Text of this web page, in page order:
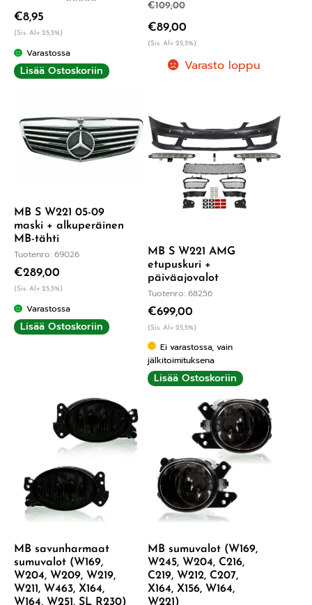
€8,95
(Sis. Alv 25,5%)
Varastossa
Lisää Ostoskoriin
€109,00
€89,00
(Sis. Alv 25,5%)
Varasto loppu
MB S W221 05-09
maski + alkuperäinen
MB-tähti
Tuotenro: 69026
€289,00
(Sis. Alv 25,5%)
Varastossa
Lisää Ostoskoriin
MB S W221 AMG
etupuskuri +
päiväajovalot
Tuotenro: 68256
€699,00
(Sis. Alv 25,5%)
Ei varastossa, vain
jälkitoimituksena
Lisää Ostoskoriin
MB savunharmaat
sumuvalot (W169,
W204, W209, W219,
W211, W463, X164,
W164, W251, SL R230)
MB sumuvalot (W169,
W245, W204, C216,
C219, W212, C207,
X164, X156, W164,
W221)